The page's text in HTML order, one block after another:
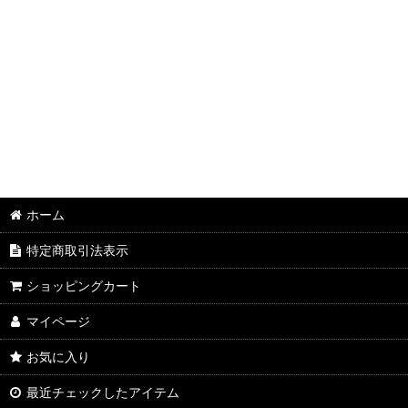
ホーム
特定商取引法表示
ショッピングカート
マイページ
お気に入り
最近チェックしたアイテム